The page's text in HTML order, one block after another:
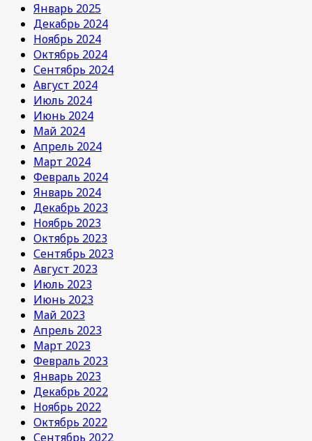
Январь 2025
Декабрь 2024
Ноябрь 2024
Октябрь 2024
Сентябрь 2024
Август 2024
Июль 2024
Июнь 2024
Май 2024
Апрель 2024
Март 2024
Февраль 2024
Январь 2024
Декабрь 2023
Ноябрь 2023
Октябрь 2023
Сентябрь 2023
Август 2023
Июль 2023
Июнь 2023
Май 2023
Апрель 2023
Март 2023
Февраль 2023
Январь 2023
Декабрь 2022
Ноябрь 2022
Октябрь 2022
Сентябрь 2022